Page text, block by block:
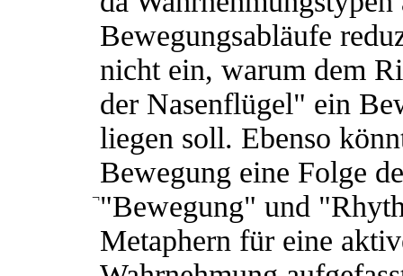
Bewegungsabläufe
nicht ein, warum dem
der Nasenflügel" ein
liegen soll. Ebenso
Bewegung eine Folge
¬"Bewegung" und
Metaphern für eine